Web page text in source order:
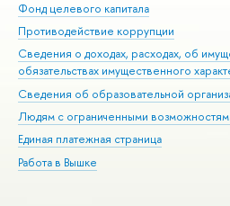
Фонд целевого капитала
Противодействие коррупции
Сведения о доходах, расходах, об
обязательствах имущественного
Сведения об образовательной
Людям с ограниченными
Единая платежная страница
Работа в Вышке